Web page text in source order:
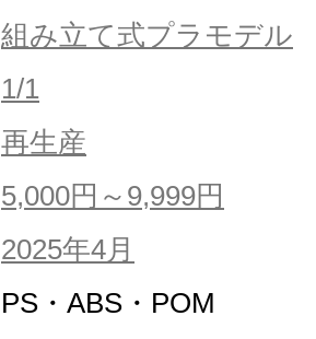
組み立て式プラモデル
1/1
再生産
5,000円～9,999円
2025年4月
PS・ABS・POM